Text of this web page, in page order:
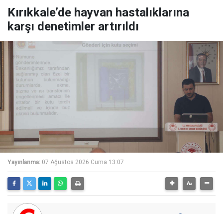
Kırıkkale’de hayvan hastalıklarına
karşı denetimler artırıldı
Yayınlanma: 07 Ağustos 2026 Cuma 13:07